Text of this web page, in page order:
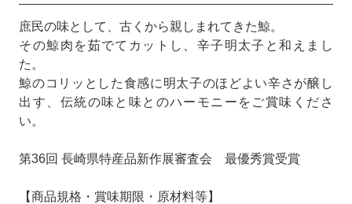
庶民の味として、古くから親しまれてきた鯨。
その鯨肉を茹でてカットし、辛子明太子と和えまし
た。
鯨のコリッとした食感に明太子のほどよい辛さが醸し
出す、伝統の味と味とのハーモニーをご賞味くださ
い。
第36回 長崎県特産品新作展審査会 最優秀賞受賞
【商品規格・賞味期限・原材料等】